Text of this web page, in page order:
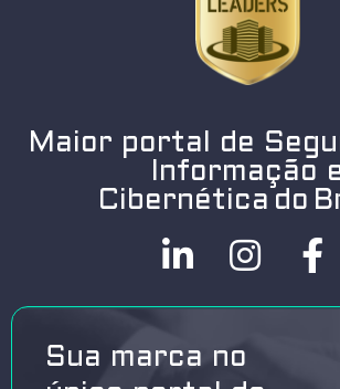
Maior portal de
Informação
Cibernética do
Sua marca no